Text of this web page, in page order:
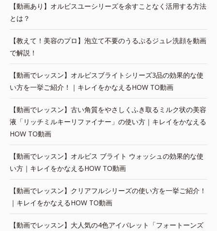
【動画あり】オルビスユーシリーズを余すことなく活用する方法
とは？
【教えて！美容のプロ】泡立て不要のうるぷるジュレ洗顔を動画
で解説！
【動画でレッスン】オルビスブライトシリーズ3品の効果的な使
い方を一挙ご紹介！｜キレイをかなえるHOW TO動画
【動画でレッスン】古い角質をやさしくふき取るミルク状の美容
液「リッチミルキーリファイナー」の使い方｜キレイをかなえる
HOW TO動画
【動画でレッスン】オルビス ブライト ウォッシュの効果的な使
い方｜キレイをかなえるHOW TO動画
【動画でレッスン】クリアフルシリーズの使い方を一挙ご紹介！
｜キレイをかなえるHOW TO動画
【動画でレッスン】大人気の4色アイパレット「フォートーンズ